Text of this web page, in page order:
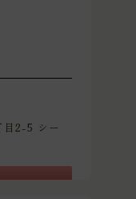
目2-5 シー
約